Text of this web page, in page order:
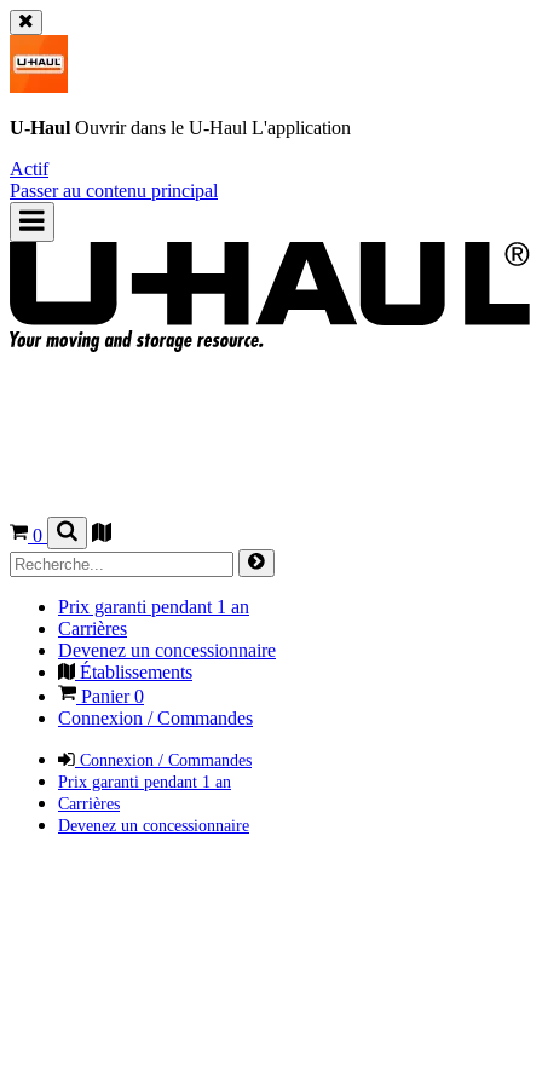
U-Haul Ouvrir dans le U-Haul L'application
Actif
Passer au contenu principal
0
Prix garanti pendant 1 an
Carrières
Devenez un concessionnaire
Établissements
Panier0
Connexion / Commandes
Connexion / Commandes
Prix garanti pendant 1 an
Carrières
Devenez un concessionnaire